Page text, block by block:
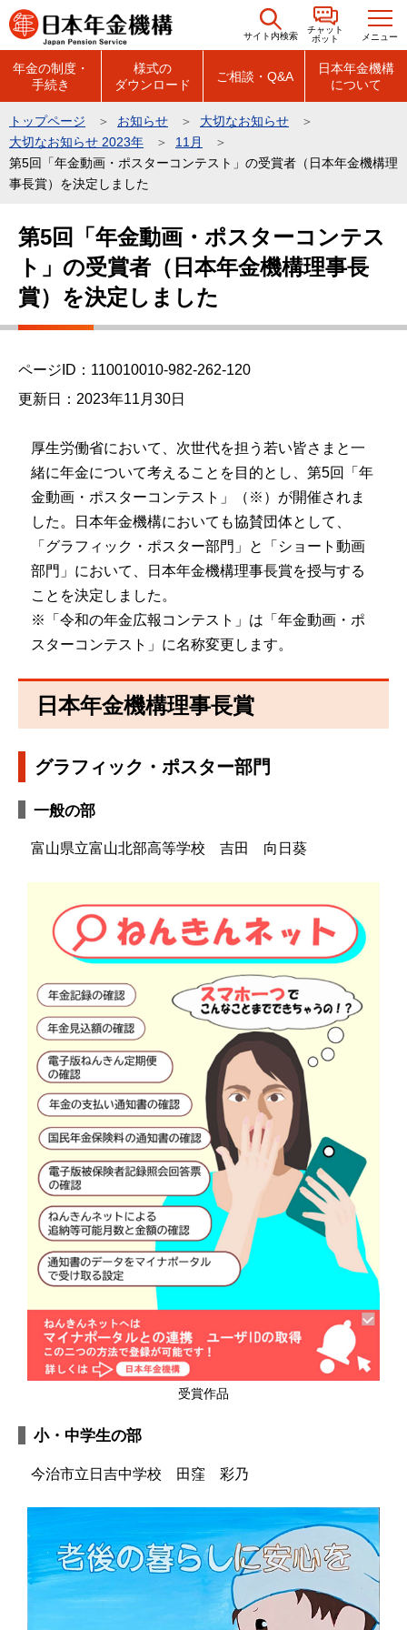
こ
の
先
頭
サイト内検索
チャット
ボット
メニュー
年金の制度・
手続き
様式の
ダウンロード
ご相談・Q&A
日本年金機構
について
トップページ お知らせ
大切なお知らせ
大切なお知らせ 2023年
11月
第5回「年金動画・ポスターコンテスト」の受賞者（日本年金機構理
事長賞）を決定しました
第5回「年金動画・ポスターコンテス
ト」の受賞者（日本年金機構理事長
賞）を決定しました
ページID：110010010-982-262-120
更新日：2023年11月30日
厚生労働省において、次世代を担う若い皆さまと一
緒に年金について考えることを目的とし、第5回「年
金動画・ポスターコンテスト」（※）が開催されま
した。日本年金機構においても協賛団体として、
「グラフィック・ポスター部門」と「ショート動画
部門」において、日本年金機構理事長賞を授与する
ことを決定しました。
※「令和の年金広報コンテスト」は「年金動画・ポ
スターコンテスト」に名称変更します。
日本年金機構理事長賞
グラフィック・ポスター部門
一般の部
富山県立富山北部高等学校 吉田 向日葵
受賞作品
小・中学生の部
今治市立日吉中学校 田窪 彩乃